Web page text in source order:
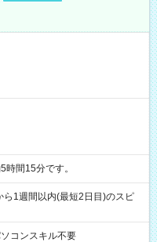
働5時間15分です。
1週間以内(最短2日目)のスピ
コンスキル不要